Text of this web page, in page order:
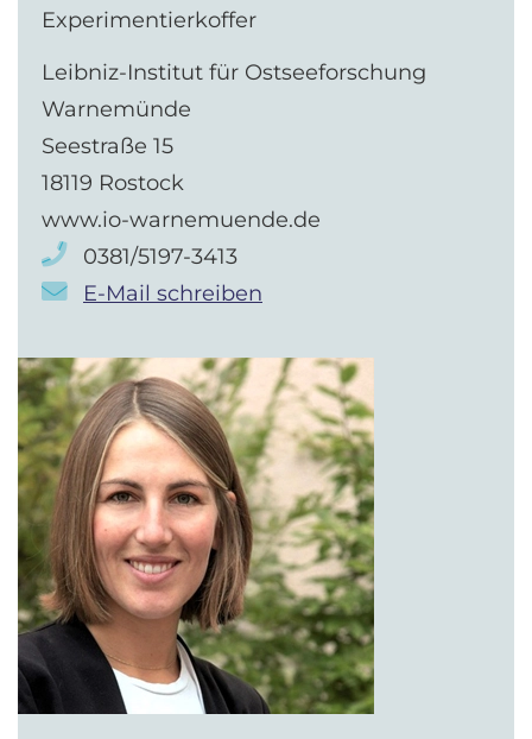
Experimentierkoffer
Leibniz-Institut für Ostseeforschung
Warnemünde
Seestraße 15
18119 Rostock
www.io-warnemuende.de
0381/5197-3413
E-Mail schreiben